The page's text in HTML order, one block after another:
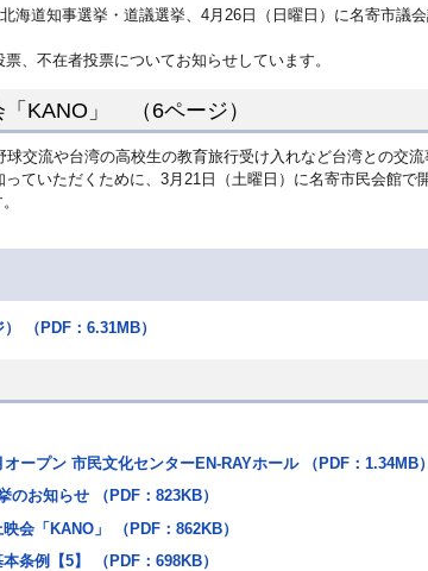
海道知事選挙・道議選挙、4月26日（日曜日）に名寄市議
、不在者投票についてお知らせしています。
KANO」 （6ページ）
交流や台湾の高校生の教育旅行受け入れなど台湾との交流
ていただくために、3月21日（土曜日）に名寄市民会館で
（PDF：6.31MB）
ープン 市民文化センターEN-RAYホール （PDF：1.34MB）
お知らせ （PDF：823KB）
会「KANO」 （PDF：862KB）
条例【5】 （PDF：698KB）